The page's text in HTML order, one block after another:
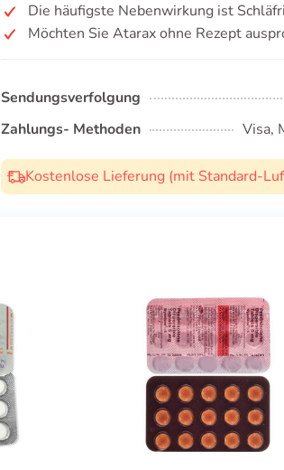
Die häufigste Nebenwirkung ist
Möchten Sie Atarax ohne Rezept
Sendungsverfolgung
Zahlungs- Methoden
Visa,
Kostenlose Lieferung (mit Standard-